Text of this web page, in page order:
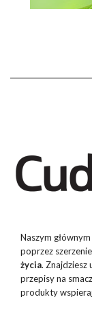
Naszym
poprzez
życia. Znajdziesz
przepisy na
produkty